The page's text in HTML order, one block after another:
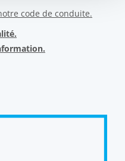
code de conduite.